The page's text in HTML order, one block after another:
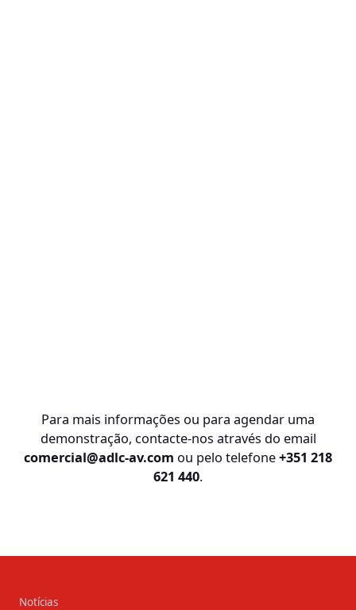
Para mais informações ou para agendar uma
demonstração, contacte-nos através do email
comercial@adlc-av.com ou pelo telefone+351 218
621 440.
Notícias